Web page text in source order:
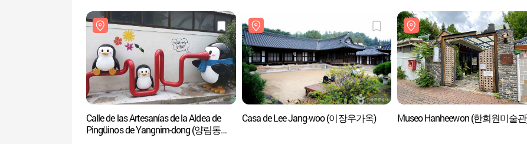
Calle de las Artesanías de la Aldea de
Pingüinos de Yangnim-dong (양림동
Casa de Lee Jang-woo (이장우가옥) Museo Hanheewon (한희원미술